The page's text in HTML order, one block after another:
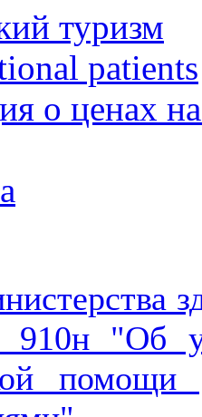
туризм
patients
о ценах
"Об
помощи